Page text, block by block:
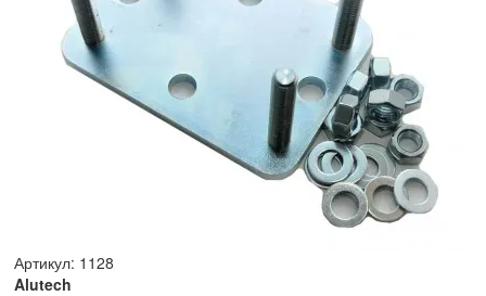
Артикул: 1128
Alutech